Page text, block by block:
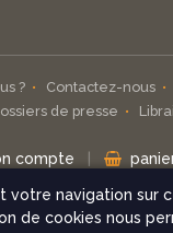
? Contactez-nous
de presse
compte
votre navigation sur
de cookies nous